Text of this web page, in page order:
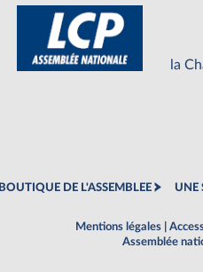
la
BOUTIQUE DE L'ASSEMBLEE UNE
Mentions légales
Assemblée